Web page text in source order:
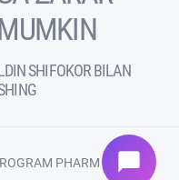
SHIFOKOR BILAN
PHARM chat_bubble